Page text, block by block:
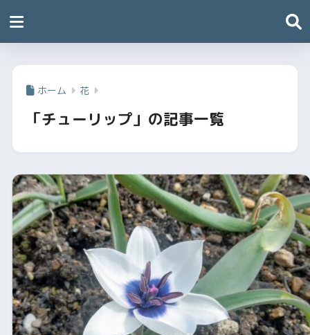
ホーム 花
「チューリップ」の記事一覧